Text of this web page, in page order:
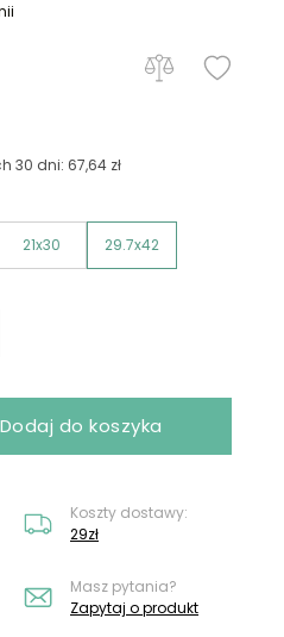
30 dni: 67,64 zł
21x30 29.7x42
Dodaj do koszyka
Koszty dostawy:
29zł
Masz pytania?
Zapytaj o produkt